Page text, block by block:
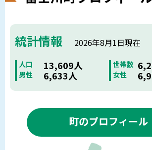
統計情報 2026年8月1日現在
人口 13,609人 世帯数
男性 6,633人 女性
町のプロフィール